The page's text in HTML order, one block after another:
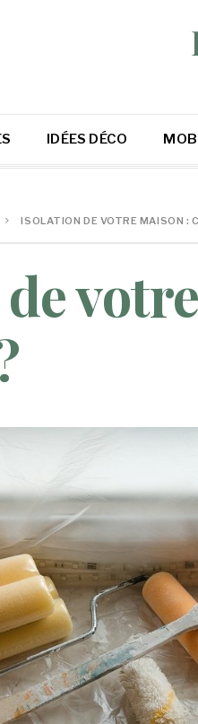
IDÉES DÉCO
ISOLATION DE VOTRE MAISON :